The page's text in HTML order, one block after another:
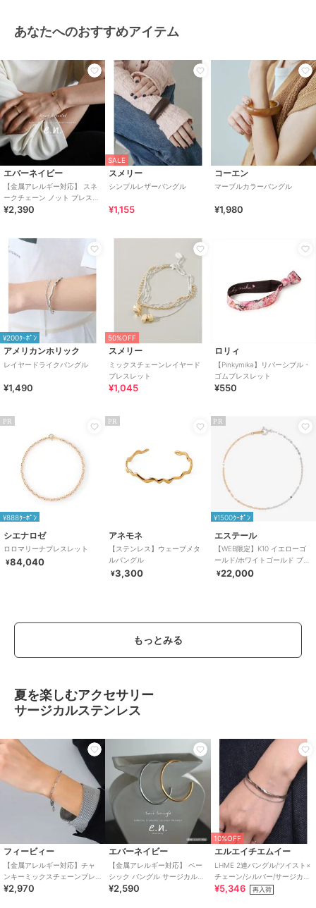
あなたへのおすすめアイテム
エバーネイビー
【金属アレルギー対応】 スネ
ークチェーン ノット ブレスレ
ット evernavy エバーネイビー
¥2,390
SALE
スメリー
シンプルレザーバングル
¥1,155
コーエン
マーブルカラーバングル
¥1,980
¥200ｸｰﾎﾟﾝ
アメリカンホリック
レイヤードライクバングル
¥1,490
50%OFF
スメリー
ミックスチェーンレイヤード
ブレスレット
¥1,045
ロリィ
【Pinkymika】リバーシブル・
ゴムブレスレット
¥550
PR
¥888ｸｰﾎﾟﾝ
シエナロゼ
ロロマリーナブレスレット
¥84,040
PR
アネモネ
【ステンレス】ウェーブメタ
ルバングル
¥3,300
PR
¥1500ｸｰﾎﾟﾝ
エステール
【WEB限定】K10 イエローゴ
ールド/ホワイトゴールド ブレ
スレット
¥22,000
もっとみる
夏を楽しむアクセサリー
サージカルステンレス
フィービィー
【金属アレルギー対応】チャ
ンキーミックスチェーンブレ
スレット シルバー/サージカ
¥2,970
エバーネイビー
【金属アレルギー対応】 ベー
シック バングル サージカルス
テンレス evernavy エバーネイ
¥2,590
10%OFF
エルエイチエムイー
LHME 2連バングル/ツイスト×
チェーン/シルバー/サージカル
ステンレス 金属アレルギー対
¥5,346 再入荷